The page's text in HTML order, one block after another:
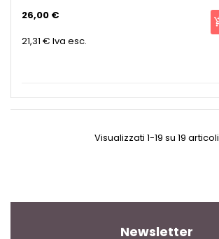
26,00 €
21,31 € Iva esc.
Visualizzati 1-19 su 19 articoli
Newsletter